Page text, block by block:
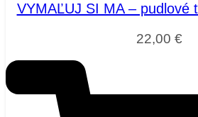
VYMAĽUJ SI MA – pudlové
22,00 €